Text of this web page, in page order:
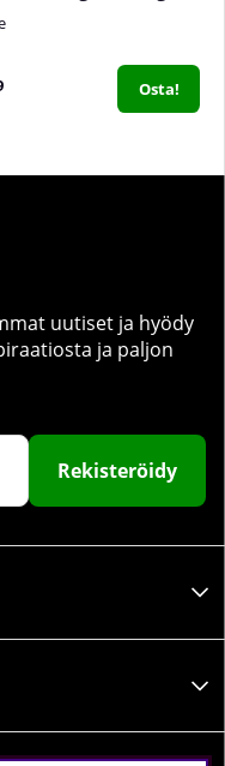
Osta!
uutiset ja hyödy
ja paljon
Rekisteröidy